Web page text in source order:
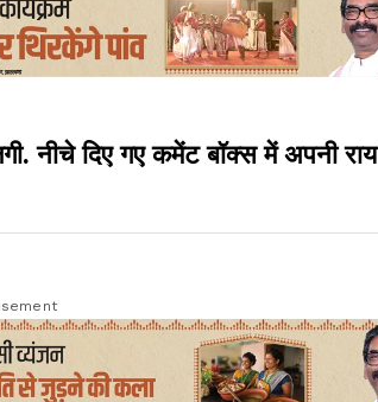
नीचे दिए गए कमेंट बॉक्स में अपनी राय